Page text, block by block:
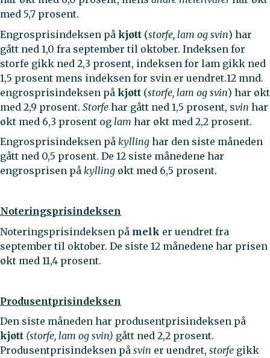
med 5,7 prosent.
Engrosprisindeksen på kjøtt (storfe, lam og svin) har
gått ned 1,0 fra september til oktober. Indeksen for
storfe gikk ned 2,3 prosent, indeksen for lam gikk ned
1,5 prosent mens indeksen for svin er uendret.12 mnd.
engrosprisindeksen på kjøtt (storfe, lam og svin) har økt
med 2,9 prosent. Storfe har gått ned 1,5 prosent, svin har
økt med 6,3 prosent og lam har økt med 2,2 prosent.
Engrosprisindeksen på kylling har den siste måneden
gått ned 0,5 prosent. De 12 siste månedene har
engrosprisen på kylling økt med 6,5 prosent.
Noteringsprisindeksen
Noteringsprisindeksen på melk er uendret fra
september til oktober. De siste 12 månedene har prisen
økt med 11,4 prosent.
Produsentprisindeksen
Den siste måneden har produsentprisindeksen på
kjøtt (storfe, lam og svin) gått ned 2,2 prosent.
Produsentprisindeksen på svin er uendret, storfe gikk